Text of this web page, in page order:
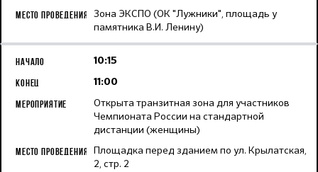
Зона ЭКСПО (ОК "Лужники", площадь у
памятника В.И. Ленину)
10:15
11:00
Открыта транзитная зона для участников
Чемпионата России на стандартной
дистанции (женщины)
Площадка перед зданием по ул. Крылатская,
2, стр. 2